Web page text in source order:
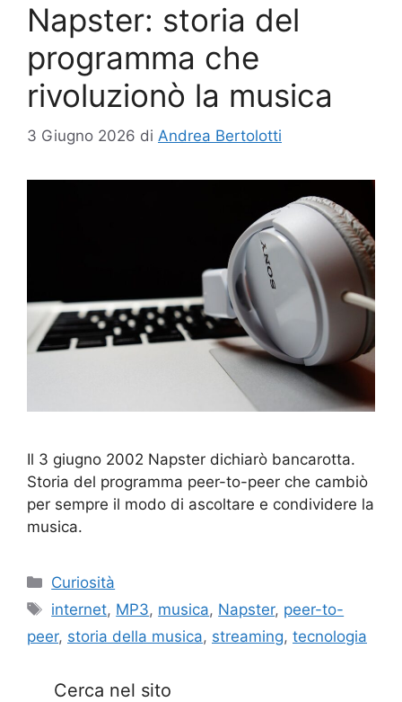
Napster: storia del
programma che
rivoluzionò la musica
3 Giugno 2026 di Andrea Bertolotti
Il 3 giugno 2002 Napster dichiarò bancarotta.
Storia del programma peer-to-peer che cambiò
per sempre il modo di ascoltare e condividere la
musica.
Categorie
Curiosità
Tag
internet, MP3, musica, Napster, peer-to-
peer, storia della musica, streaming, tecnologia
Cerca nel sito